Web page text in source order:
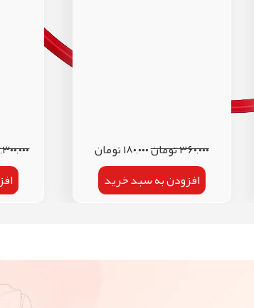
۳۶۰,۰۰۰تومان۱۸۰,۰۰۰تومان
افزودن به سبد خرید